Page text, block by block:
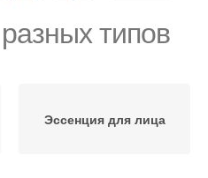
типов
Эссенция для лица